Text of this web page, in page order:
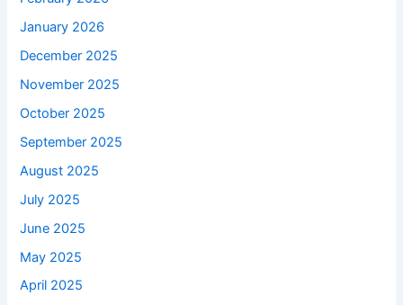
January 2026
December 2025
November 2025
October 2025
September 2025
August 2025
July 2025
June 2025
May 2025
April 2025